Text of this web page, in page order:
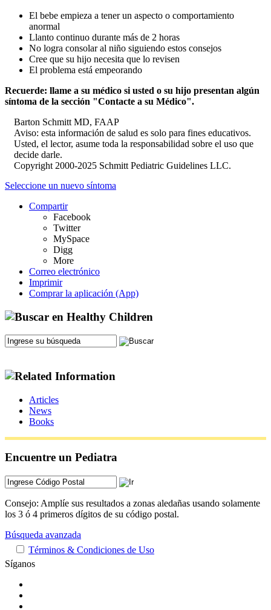
El bebe empieza a tener un aspecto o comportamiento
anormal
Llanto continuo durante más de 2 horas
No logra consolar al niño siguiendo estos consejos
Cree que su hijo necesita que lo revisen
El problema está empeorando
Recuerde: llame a su médico si usted o su hijo presentan algún
síntoma de la sección "Contacte a su Médico".
Barton Schmitt MD, FAAP
Aviso: esta información de salud es solo para fines educativos.
Usted, el lector, asume toda la responsabilidad sobre el uso que
decide darle.
Copyright 2000-2025 Schmitt Pediatric Guidelines LLC.
Seleccione un nuevo síntoma
Compartir
Facebook
Twitter
MySpace
Digg
More
Correo electrónico
Imprimir
Comprar la aplicación (App)
Articles
News
Books
Encuentre un Pediatra
Consejo: Amplíe sus resultados a zonas aledañas usando solamente
los 3 ó 4 primeros dígitos de su código postal.
Búsqueda avanzada
Términos & Condiciones de Uso
Síganos